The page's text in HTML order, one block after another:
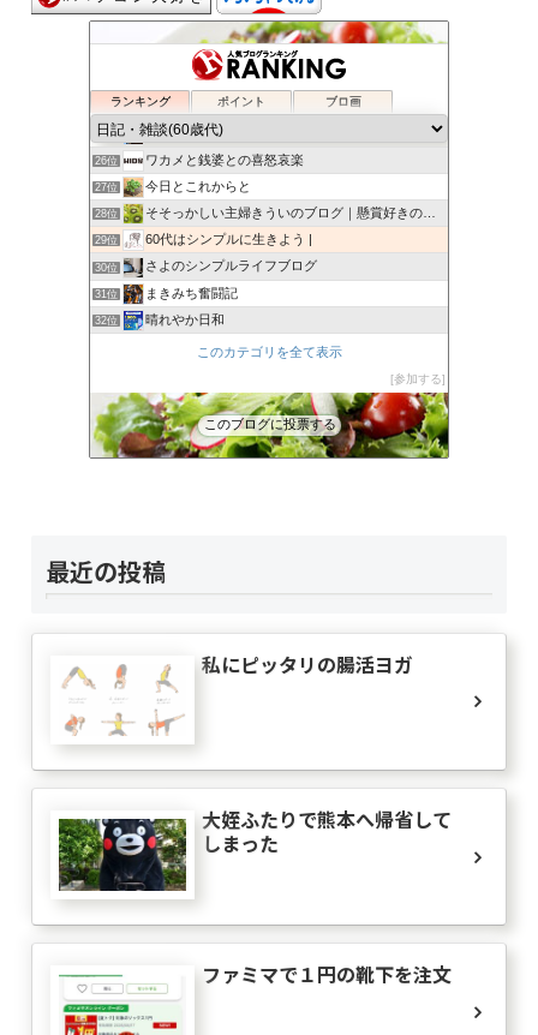
ランキング ポイント ブロ画
日々新たに
24位 一に家族、二に健康、三四がお馬で、五に仕事。
25位 50代・60代の今日を生きる明日を生きる
26位 ワカメと銭婆との喜怒哀楽
27位 今日とこれからと
28位 そそっかしい主婦きういのブログ｜懸賞好きの忙しい主婦です。
29位 60代はシンプルに生きよう |
30位 さよのシンプルライフブログ
31位 まきみち奮闘記
32位 晴れやか日和
やすじきまぐれ散歩中
35位 あすのはやなり
36位 ふるねこ日記
このカテゴリを全て表示
参加する
このブログに投票する
最近の投稿
私にピッタリの腸活ヨガ
大姪ふたりで熊本へ帰省して
しまった
ファミマで１円の靴下を注文